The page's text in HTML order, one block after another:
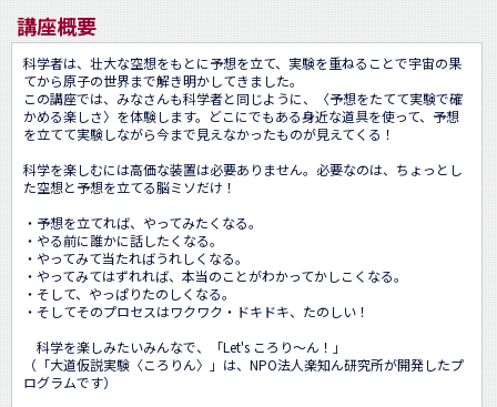
講座概要
科学者は、壮大な空想をもとに予想を立て、実験を重ねることで宇宙の果
てから原子の世界まで解き明かしてきました。
この講座では、みなさんも科学者と同じように、〈予想をたてて実験で確
かめる楽しさ〉を体験します。どこにでもある身近な道具を使って、予想
を立てて実験しながら今まで見えなかったものが見えてくる！
科学を楽しむには高価な装置は必要ありません。必要なのは、ちょっとし
た空想と予想を立てる脳ミソだけ！
・予想を立てれば、やってみたくなる。
・やる前に誰かに話したくなる。
・やってみて当たればうれしくなる。
・やってみてはずれれば、本当のことがわかってかしこくなる。
・そして、やっぱりたのしくなる。
・そしてそのプロセスはワクワク・ドキドキ、たのしい！
科学を楽しみたいみんなで、「Let's ころり～ん！」
（「大道仮説実験〈ころりん〉」は、NPO法人楽知ん研究所が開発したプ
ログラムです）